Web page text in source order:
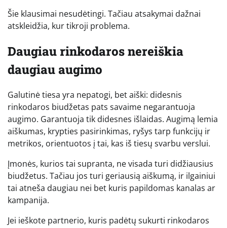
Šie klausimai nesudėtingi. Tačiau atsakymai dažnai
atskleidžia, kur tikroji problema.
Daugiau rinkodaros nereiškia
daugiau augimo
Galutinė tiesa yra nepatogi, bet aiški: didesnis
rinkodaros biudžetas pats savaime negarantuoja
augimo. Garantuoja tik didesnes išlaidas. Augimą lemia
aiškumas, krypties pasirinkimas, ryšys tarp funkcijų ir
metrikos, orientuotos į tai, kas iš tiesų svarbu verslui.
Įmonės, kurios tai supranta, ne visada turi didžiausius
biudžetus. Tačiau jos turi geriausią aiškumą, ir ilgainiui
tai atneša daugiau nei bet kuris papildomas kanalas ar
kampanija.
Jei ieškote partnerio, kuris padėtų sukurti rinkodaros